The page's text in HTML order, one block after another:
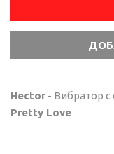
Hector - Вибратор
Pretty Love